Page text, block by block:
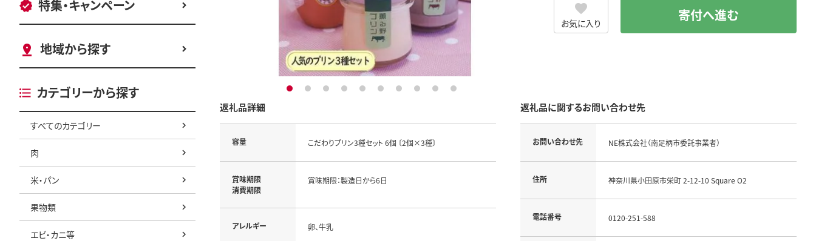
特集・キャンペーン
地域から探す
カテゴリーから探す
すべてのカテゴリー
肉
米・パン
果物類
エビ・カニ等
1 2 3 4 5 6 7 8 9 10
お気に入り 寄付へ進む
返礼品詳細
容量 こだわりプリン3種セット 6個 〔2個×3種〕
賞味期限
消費期限
賞味期限：製造日から6日
アレルギー 卵、牛乳
返礼品に関するお問い合わせ先
お問い合わせ先 NE株式会社（南足柄市委託事業者）
住所 神奈川県小田原市栄町 2-12-10 Square O2
電話番号 0120-251-588